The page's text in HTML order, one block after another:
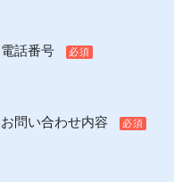
電話番号 必須
お問い合わせ内容 必須